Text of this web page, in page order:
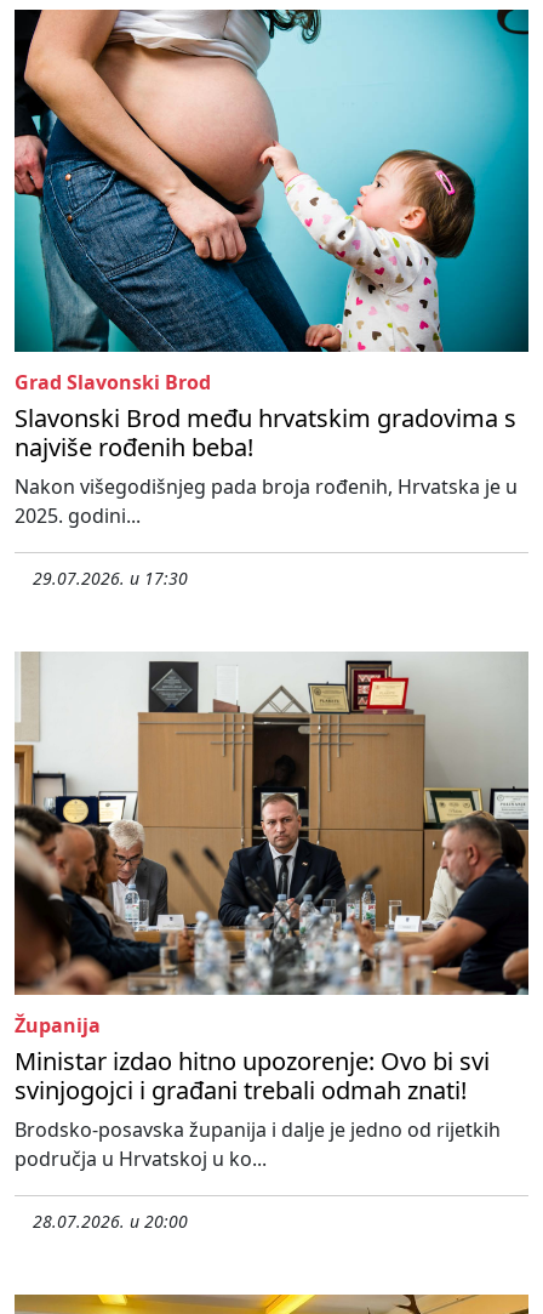
Grad Slavonski Brod
Slavonski Brod među hrvatskim gradovima s
najviše rođenih beba!
Nakon višegodišnjeg pada broja rođenih, Hrvatska je u
2025. godini...
29.07.2026. u 17:30
Županija
Ministar izdao hitno upozorenje: Ovo bi svi
svinjogojci i građani trebali odmah znati!
Brodsko-posavska županija i dalje je jedno od rijetkih
područja u Hrvatskoj u ko...
28.07.2026. u 20:00